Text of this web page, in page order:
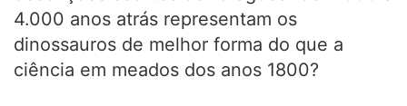
4.000 anos atrás representam os
dinossauros de melhor forma do que a
ciência em meados dos anos 1800?